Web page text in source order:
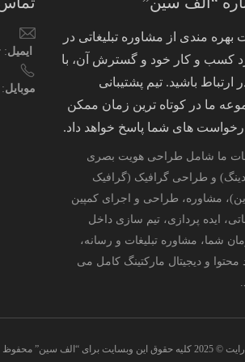
ایمیل: info@alefsin.ir
موبایل
بهره مندی از مشاوره تبلیغاتی در
کسب و کار خود و گسترش آن، با
ارتباط باشید. تیم پشتیبانی
ما در کوتاه ترین زمان ممکن
های شما پاسخ خواهد داد.
ما شامل طراحی هویت بصری
و طراحی گرافیک (گرافیک
مشاوره، طراحی و اجرای کمپین
ایده پردازی، تیم سازی داخل
شما، مشاوره تبلیغات و رسانه،
محتوا و دیجیتال مارکتینگ کامل می
وبسایت برای “الف سین” محفوظ می باشد